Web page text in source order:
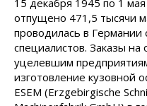
15 декабря 1945 по 1
отпущено 471,5 тысячи
проводилась в
специалистов. Заказы
уцелевшим
изготовление кузовной
ESEM (Erzgebirgische